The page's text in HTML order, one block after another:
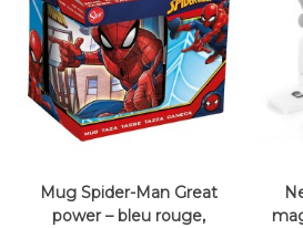
Mug Spider-Man Great
power – bleu rouge,